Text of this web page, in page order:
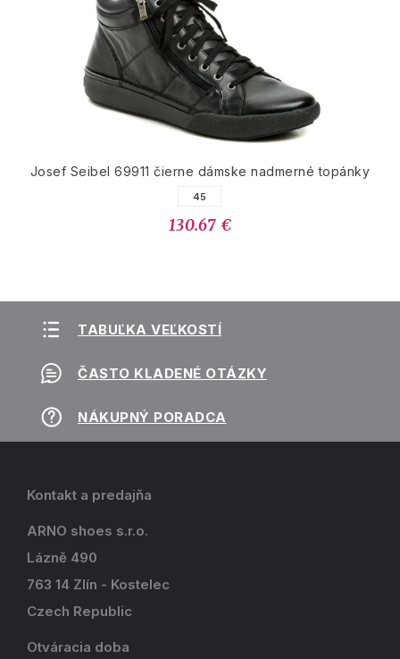
Josef Seibel 69911 čierne dámske nadmerné topánky
45
130.67 €
TABUĽKA VEĽKOSTÍ
ČASTO KLADENÉ OTÁZKY
NÁKUPNÝ PORADCA
Kontakt a predajňa
ARNO shoes s.r.o.
Lázně 490
763 14 Zlín - Kostelec
Czech Republic
Otváracia doba